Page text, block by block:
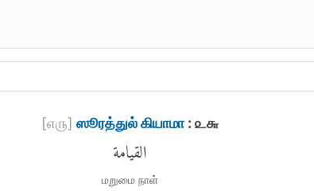
[௭௫] ஸூரத்துல் கியாமா: ௨௬
القيامة
மறுமை நாள்